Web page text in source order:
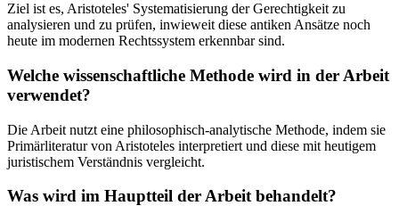
Ziel ist es, Aristoteles' Systematisierung der Gerechtigkeit zu
analysieren und zu prüfen, inwieweit diese antiken Ansätze noch
heute im modernen Rechtssystem erkennbar sind.
Welche wissenschaftliche Methode wird in der Arbeit
verwendet?
Die Arbeit nutzt eine philosophisch-analytische Methode, indem sie
Primärliteratur von Aristoteles interpretiert und diese mit heutigem
juristischem Verständnis vergleicht.
Was wird im Hauptteil der Arbeit behandelt?